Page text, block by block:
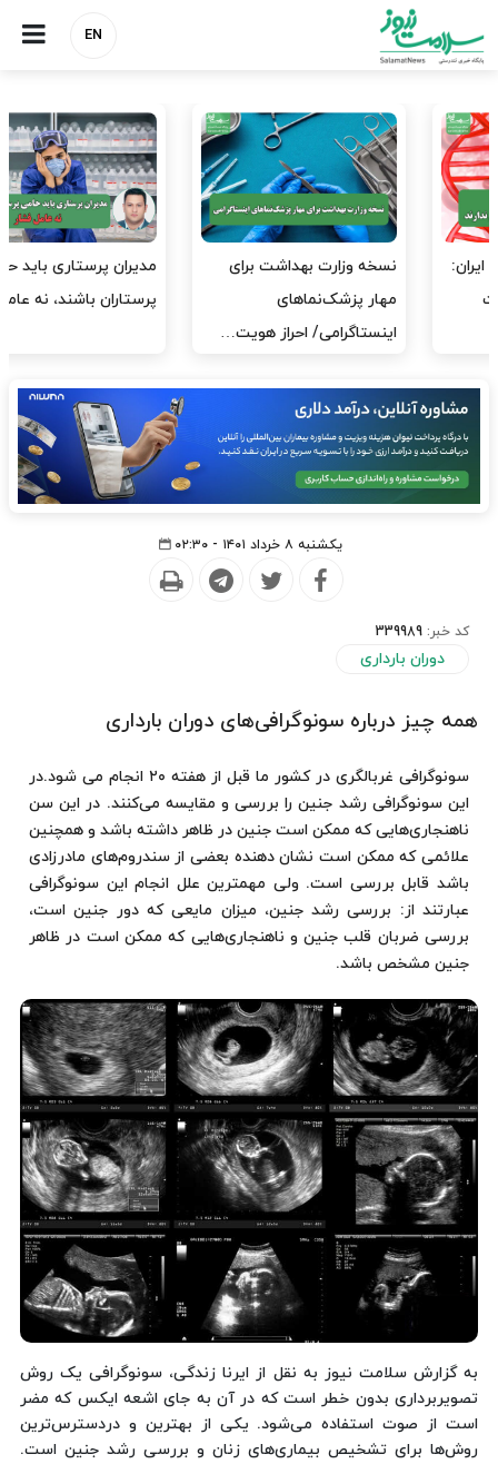
EN
مدیران پرستاری باید حامی
پرستاران باشند، نه عامل فشار
مدیریت سلامت، میدان
آزمون و خطا نیست
یکشنبه ۸ خرداد ۱۴۰۱ - ۰۲:۳۰
کد خبر: 339989
دوران بارداری
همه چیز درباره سونوگرافی‌های دوران بارداری
سونوگرافی غربالگری در کشور ما قبل از هفته ۲۰ انجام می شود.در
این سونوگرافی رشد جنین را بررسی و مقایسه می‌کنند. در این سن
ناهنجاری‌هایی که ممکن است جنین در ظاهر داشته باشد و همچنین
علائمی که ممکن است نشان دهنده بعضی از سندروم‌های مادرزادی
باشد قابل بررسی است. ولی مهمترین علل انجام این سونوگرافی
عبارتند از: بررسی رشد جنین، میزان مایعی که دور جنین است،
بررسی ضربان قلب جنین و ناهنجاری‌هایی که ممکن است در ظاهر
جنین مشخص باشد.
به گزارش سلامت نیوز به نقل از ایرنا زندگی، سونوگرافی یک روش
تصویربرداری بدون خطر است که در آن به جای اشعه ایکس که مضر
است از صوت استفاده می‌شود. یکی از بهترین و دردسترس‌ترین
روش‌ها برای تشخیص بیماری‌های زنان و بررسی رشد جنین است.